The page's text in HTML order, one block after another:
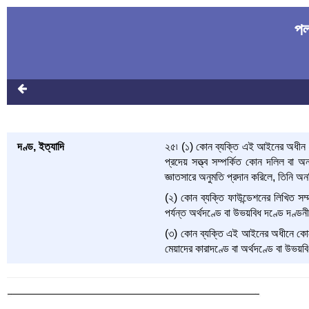
দণ্ড, ইত্যাদি
২৫৷ (১) কোন ব্যক্তি এই আইনের অধীন
প্রদেয় সত্ত্ব সম্পর্কিত কোন দলিল বা
জ্ঞাতসারে অনুমতি প্রদান করিলে, তিনি
(২) কোন ব্যক্তি ফাউন্ডেশনের লিখিত
পর্যন্ত অর্থদণ্ডে বা উভয়বিধ দণ্ডে
(৩) কোন ব্যক্তি এই আইনের অধীনে কোন
মেয়াদের কারাদণ্ডে বা অর্থদণ্ডে বা